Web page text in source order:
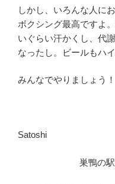
しかし、いろんな人に
ボクシング最高ですよ
いぐらい汗かくし、代
なったし。ビールもハ
みんなでやりましょう！
Satoshi
巣鴨の